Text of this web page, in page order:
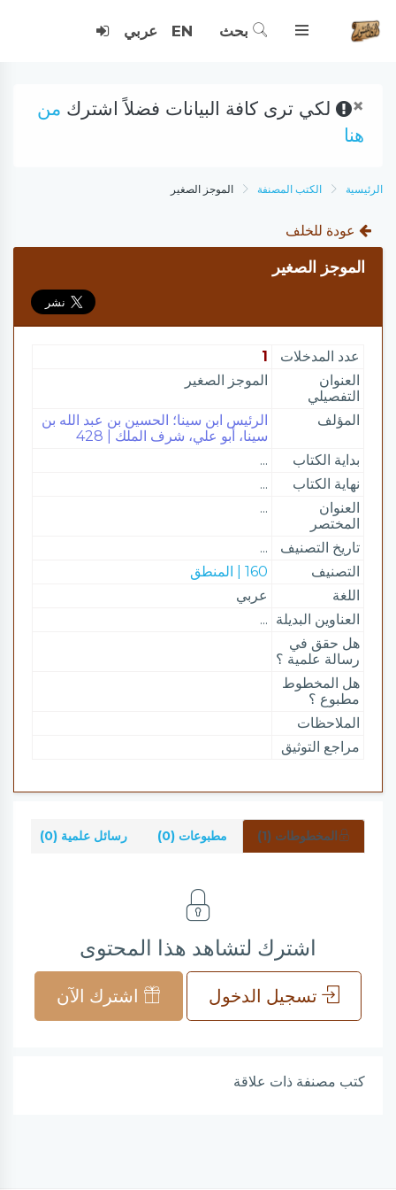
بحث EN عربي
× لكي ترى كافة البيانات فضلاً اشترك من
هنا
الرئيسية الكتب المصنفة الموجز الصغير
عودة للخلف
الموجز الصغير
عدد المدخلات
1
العنوان
التفصيلي
الموجز الصغير
المؤلف
الرئيس ابن سينا؛ الحسين بن عبد الله بن
سينا، أبو علي، شرف الملك | 428
بداية الكتاب
...
نهاية الكتاب
...
العنوان
المختصر
...
تاريخ التصنيف
...
التصنيف
160 | المنطق
اللغة
عربي
العناوين البديلة ...
هل حقق في
رسالة علمية ؟
هل المخطوط
مطبوع ؟
الملاحظات
مراجع التوثيق
المخطوطات (1) مطبوعات (0) رسائل علمية (0)
اشترك لتشاهد هذا المحتوى
تسجيل الدخول اشترك الآن
كتب مصنفة ذات علاقة